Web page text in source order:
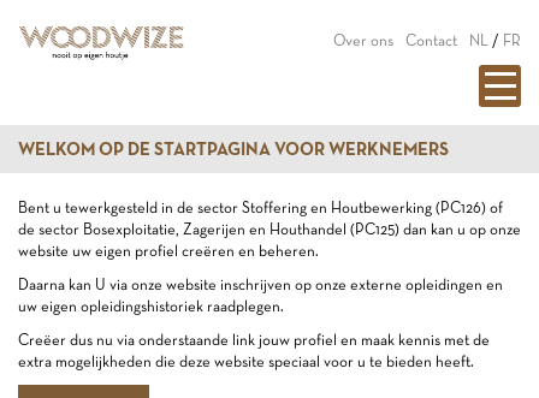
Over ons Contact NL / FR
WELKOM OP DE STARTPAGINA VOOR WERKNEMERS
Bent u tewerkgesteld in de sector Stoffering en Houtbewerking (PC126) of
de sector Bosexploitatie, Zagerijen en Houthandel (PC125) dan kan u op onze
website uw eigen profiel creëren en beheren.
Daarna kan U via onze website inschrijven op onze externe opleidingen en
uw eigen opleidingshistoriek raadplegen.
Creëer dus nu via onderstaande link jouw profiel en maak kennis met de
extra mogelijkheden die deze website speciaal voor u te bieden heeft.